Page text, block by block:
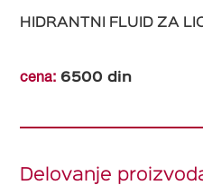
HIDRANTNI FLUID ZA
cena: 6500 din
Delovanje